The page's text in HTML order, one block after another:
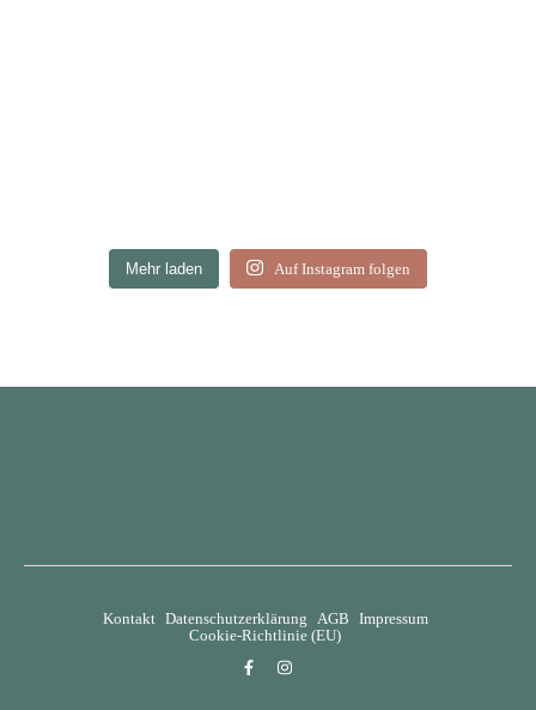
Mehr laden Auf Instagram folgen
Kontakt Datenschutzerklärung AGB Impressum
Cookie-Richtlinie (EU)